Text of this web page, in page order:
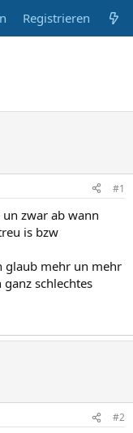
Registrieren
#1
zwar ab wann
is bzw
glaub mehr un mehr
schlechtes
#2